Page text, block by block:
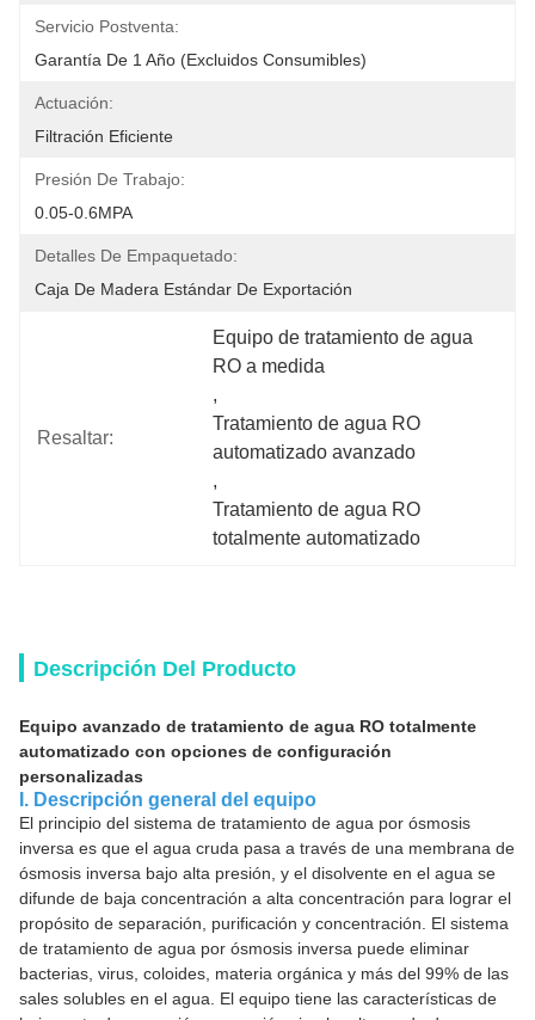
Servicio Postventa:
Garantía De 1 Año (excluidos Consumibles)
Actuación:
Filtración Eficiente
Presión De Trabajo:
0.05-0.6MPA
Detalles De Empaquetado:
Caja De Madera Estándar De Exportación
Resaltar:
Equipo de tratamiento de agua
RO a medida
,
Tratamiento de agua RO
automatizado avanzado
,
Tratamiento de agua RO
totalmente automatizado
Descripción Del Producto
Equipo avanzado de tratamiento de agua RO totalmente
automatizado con opciones de configuración
personalizadas
I. Descripción general del equipo
El principio del sistema de tratamiento de agua por ósmosis
inversa es que el agua cruda pasa a través de una membrana de
ósmosis inversa bajo alta presión, y el disolvente en el agua se
difunde de baja concentración a alta concentración para lograr el
propósito de separación, purificación y concentración. El sistema
de tratamiento de agua por ósmosis inversa puede eliminar
bacterias, virus, coloides, materia orgánica y más del 99% de las
sales solubles en el agua. El equipo tiene las características de